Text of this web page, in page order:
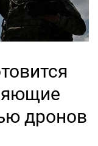
дронов